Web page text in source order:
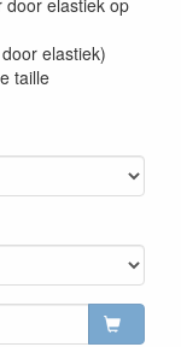
door elastiek op
elastiek)
taille